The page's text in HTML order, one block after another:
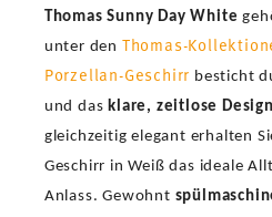
Thomas Sunny Day White
unter den Thomas-
Porzellan-Geschirr besticht
und dasklare, zeitlose Design
gleichzeitig elegant erhalten
Geschirr in Weiß das ideale
Anlass. Gewohnt